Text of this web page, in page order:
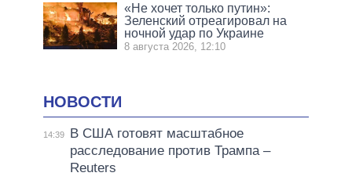
«Не хочет только путин»:
Зеленский отреагировал на
ночной удар по Украине
8 августа 2026, 12:10
НОВОСТИ
14:39
В США готовят масштабное
расследование против Трампа –
Reuters